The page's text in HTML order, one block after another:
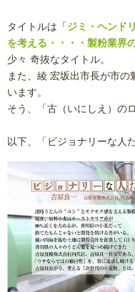
タイトルは「ジミ・ヘンド
を考える・・・・製粉業界
少々 奇抜なタイトル。
また、綾 宏坂出市長が市
います。
そう、「古（いにしえ）の
以下、「ビジョナリーな人